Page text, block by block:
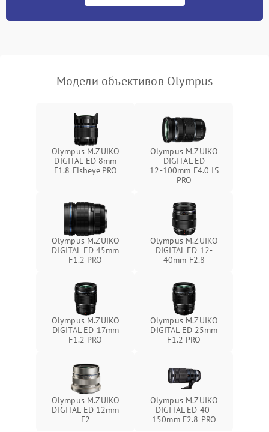
Модели объективов Olympus
Olympus M.ZUIKO
DIGITAL ED 8mm
F1.8 Fisheye PRO
Olympus M.ZUIKO
DIGITAL ED
12‑100mm F4.0 IS
PRO
Olympus M.ZUIKO
DIGITAL ED 45mm
F1.2 PRO
Olympus M.ZUIKO
DIGITAL ED 12-
40mm F2.8
Olympus M.ZUIKO
DIGITAL ED 17mm
F1.2 PRO
Olympus M.ZUIKO
DIGITAL ED 25mm
F1.2 PRO
Olympus M.ZUIKO
DIGITAL ED 12mm
F2
Olympus M.ZUIKO
DIGITAL ED 40-
150mm F2.8 PRO